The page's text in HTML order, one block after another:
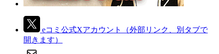
eコミ公式Xアカウント
（外部リンク、別タブで
開きます）